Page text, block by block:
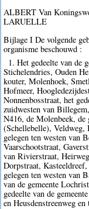
ALBERT Van
LARUELLE
Bijlage I De volgende
organisme beschouwd :
1. Het gedeelte van de
Stichelendries, Ouden
kouter, Molenhoek,
Hofmeer,
Nonnenbosstraat, het
zuidwesten van
N416, de Molenbeek, de
(Schellebelle), Veldweg,
gelegen ten westen van
Vaarschootstraat,
van Rivierstraat,
Dorpstraat,
gelegen ten westen van
van de gemeente
gedeelte van de
en Heusdenstreenweg